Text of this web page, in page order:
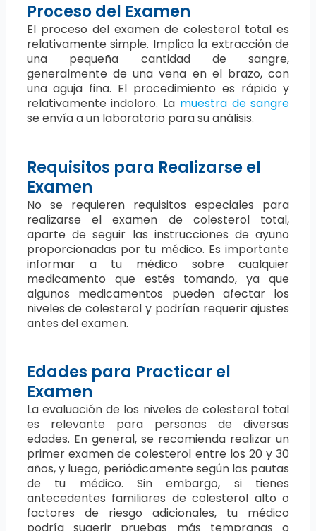
Proceso del Examen
El proceso del examen de colesterol total es
relativamente simple. Implica la extracción de
una pequeña cantidad de sangre,
generalmente de una vena en el brazo, con
una aguja fina. El procedimiento es rápido y
relativamente indoloro. La muestra de sangre
se envía a un laboratorio para su análisis.
Requisitos para Realizarse el
Examen
No se requieren requisitos especiales para
realizarse el examen de colesterol total,
aparte de seguir las instrucciones de ayuno
proporcionadas por tu médico. Es importante
informar a tu médico sobre cualquier
medicamento que estés tomando, ya que
algunos medicamentos pueden afectar los
niveles de colesterol y podrían requerir ajustes
antes del examen.
Edades para Practicar el
Examen
La evaluación de los niveles de colesterol total
es relevante para personas de diversas
edades. En general, se recomienda realizar un
primer examen de colesterol entre los 20 y 30
años, y luego, periódicamente según las pautas
de tu médico. Sin embargo, si tienes
antecedentes familiares de colesterol alto o
factores de riesgo adicionales, tu médico